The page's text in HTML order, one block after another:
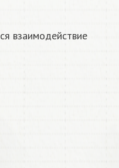
взаимодействие